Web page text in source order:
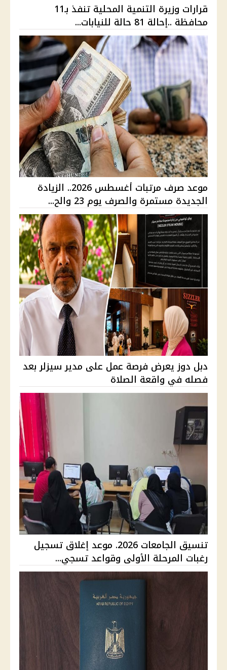
قرارات وزيرة التنمية المحلية تنفذ بـ11
محافظة ..إحالة 81 حالة للنيابات...
موعد صرف مرتبات أغسطس 2026.. الزيادة
الجديدة مستمرة والصرف يوم 23 والح...
دبل دوز يعرض فرصة عمل على مدير سيزلر بعد
فصله في واقعة الصلاة
تنسيق الجامعات 2026. موعد إغلاق تسجيل
رغبات المرحلة الأولى وقواعد تسجي...